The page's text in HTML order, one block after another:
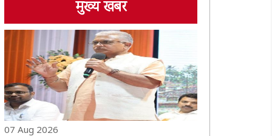
मुख्य खबर
07 Aug 2026